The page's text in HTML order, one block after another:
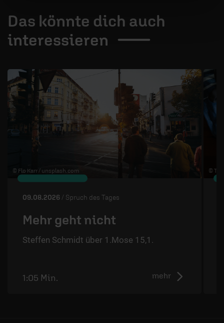
Das könnte dich auch
interessieren
© Flo Karr / unsplash.com
09.08.2026 / Spruch des Tages
Mehr geht nicht
Steffen Schmidt über 1.Mose 15,1.
mehr
1:05 Min.
©